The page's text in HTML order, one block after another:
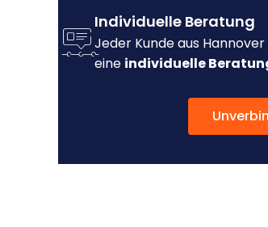
Individuelle Beratung
Jeder Kunde aus
eine individuelle